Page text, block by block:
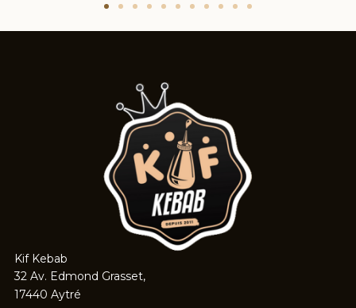
Kif Kebab
32 Av. Edmond Grasset,
17440 Aytré